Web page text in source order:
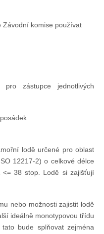
Závodní komise používat
zástupce jednotlivých
lodě určené pro oblast
12217-2) o celkové délce
38 stop. Lodě si zajišťují
nebo možnosti zajistit lodě
ideálně monotypovou třídu
bude splňovat zejména